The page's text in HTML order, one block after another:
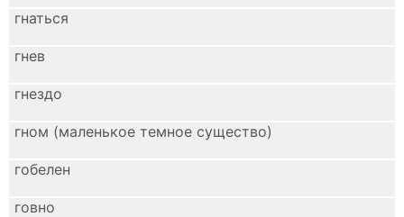
гнаться
гнев
гнездо
гном (маленькое темное существо)
гобелен
говно